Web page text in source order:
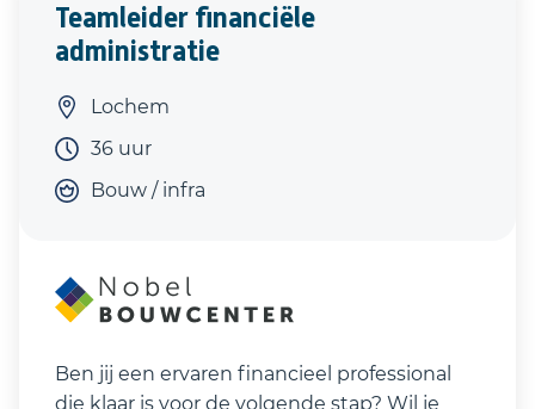
Teamleider financiële
administratie
Lochem
36 uur
Bouw / infra
Ben jij een ervaren financieel professional
die klaar is voor de volgende stap? Wil je